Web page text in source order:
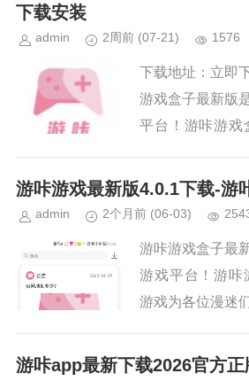
下载安装
admin 2周前 (07-21) 1576
下载地址：立即
游戏盒子最新版
平台！游咔游戏
源，这里的游戏
以自由下载的，
游咔游戏最新版4.0.1下载-游
admin 2个月前 (06-03)
游咔游戏盒子最
游戏平台！游咔
游戏为各位漫迷
是可以自由下载
游咔app最新下载2026官方